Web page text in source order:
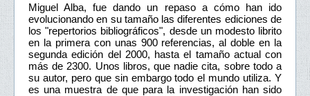
Miguel Alba, fue dando un repaso a cómo han ido
evolucionando en su tamaño las diferentes ediciones de
los "repertorios bibliográficos", desde un modesto librito
en la primera con unas 900 referencias, al doble en la
segunda edición del 2000, hasta el tamaño actual con
más de 2300. Unos libros, que nadie cita, sobre todo a
su autor, pero que sin embargo todo el mundo utiliza. Y
es una muestra de que para la investigación han sido